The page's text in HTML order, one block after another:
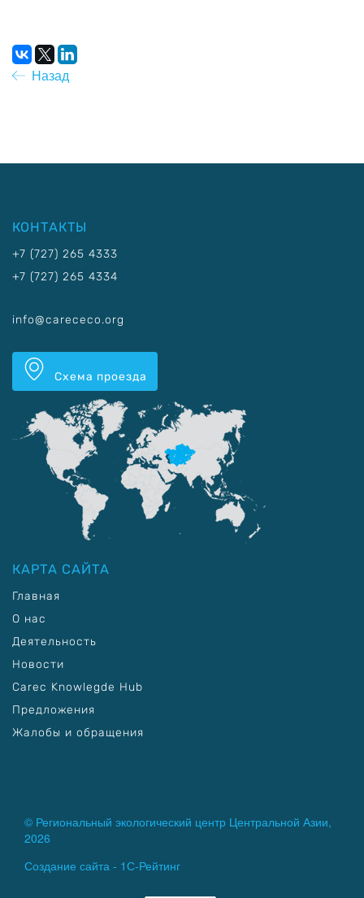
Назад
КОНТАКТЫ
+7 (727) 265 4333
+7 (727) 265 4334
info@carececo.org
Схема проезда
КАРТА САЙТА
Главная
О нас
Деятельность
Новости
Carec Knowlegde Hub
Предложения
Жалобы и обращения
© Региональный экологический центр Центральной Азии,
2026
Создание сайта - 1С-Рейтинг